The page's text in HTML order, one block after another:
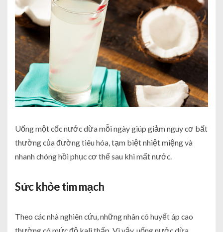
Uống một cốc nước dừa mỗi ngày giúp giảm nguy cơ bất
thường của đường tiêu hóa, tạm biệt nhiệt miệng và
nhanh chóng hồi phục cơ thể sau khi mất nước.
Sức khỏe tim mạch
Theo các nhà nghiên cứu, những nhân có huyết áp cao